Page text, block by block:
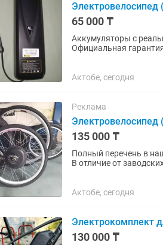
Электровелосипед
65 000 ₸
Аккумуляторы с
Официальная
Актобе, сегодня
Реклама
Электровелосипед
135 000 ₸
Полный перечень в нашем
В отличие от
Актобе, сегодня
Электрокомплект
130 000 ₸